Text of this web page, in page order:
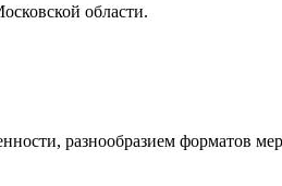
области.
разнообразием форматов